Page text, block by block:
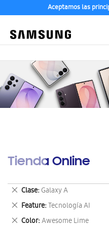
Aceptamos las
Tienda Online
Clase Galaxy A
Eliminar
este
artículo
Feature Tecnología AI
Eliminar
este
Color Awesome Lime
Eliminar